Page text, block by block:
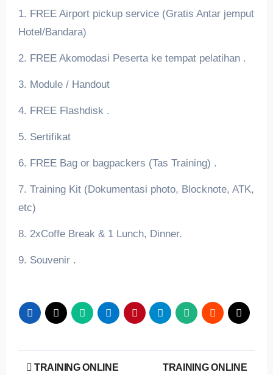
1. FREE Airport pickup service (Gratis Antar jemput
Hotel/Bandara)
2. FREE Akomodasi Peserta ke tempat pelatihan .
3. Module / Handout
4. FREE Flashdisk .
5. Sertifikat
6. FREE Bag or bagpackers (Tas Training) .
7. Training Kit (Dokumentasi photo, Blocknote, ATK,
etc)
8. 2xCoffe Break & 1 Lunch, Dinner.
9. Souvenir .
Post
TRAINING ONLINE
TRAINING ONLINE